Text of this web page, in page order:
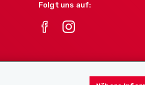
Folgt uns auf: